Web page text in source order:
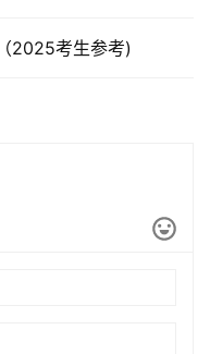
2025考生参考)